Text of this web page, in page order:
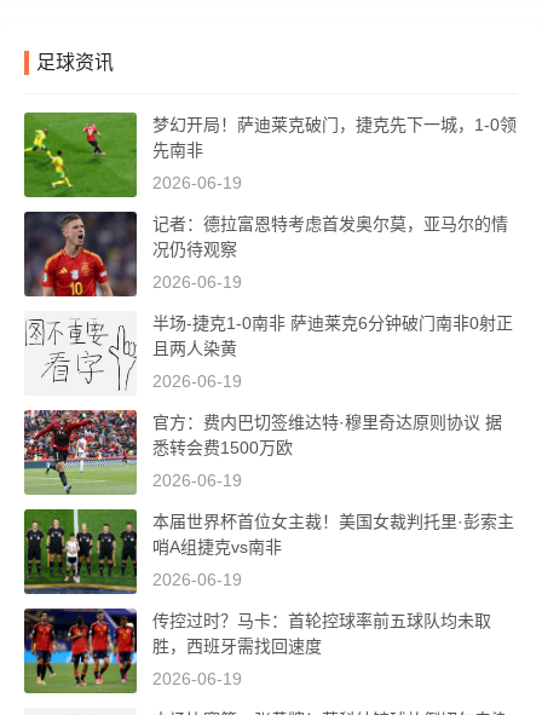
足球资讯
梦幻开局！萨迪莱克破门，捷克先下一城，1-0领
先南非
2026-06-19
记者：德拉富恩特考虑首发奥尔莫，亚马尔的情
况仍待观察
2026-06-19
半场-捷克1-0南非 萨迪莱克6分钟破门南非0射正
且两人染黄
2026-06-19
官方：费内巴切签维达特·穆里奇达原则协议 据
悉转会费1500万欧
2026-06-19
本届世界杯首位女主裁！美国女裁判托里·彭索主
哨A组捷克vs南非
2026-06-19
传控过时？马卡：首轮控球率前五球队均未取
胜，西班牙需找回速度
2026-06-19